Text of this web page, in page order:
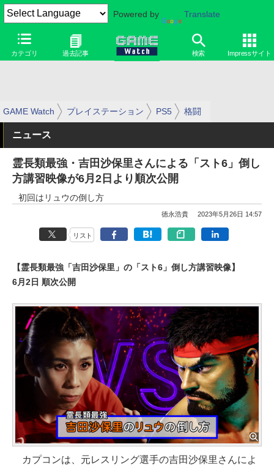
Powered by Translate
カテゴリ 過去記事 検索 Impressサイト
GAME Watch プレイステーション PS5 格闘
ニュース
霊長類最強・吉田沙保里さんによる「スト6」倒し
方講習映像が6月2日より順次公開
初回はリュウの倒し方
徳永浩貴 2023年5月26日 14:57
リスト
【霊長類最強「吉田沙保里」の「スト6」倒し方講習映像】
6月2日 順次公開
カプコンは、元レスリング選手の吉田沙保里さんによ